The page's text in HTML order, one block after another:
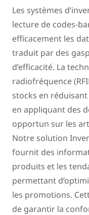
Les systèmes
lecture de codes-
efficacement les
traduit par des
d’efficacité. La
radiofréquence
stocks en
en appliquant des
opportun sur les
Notre solution
fournit des
produits et les
permettant
les promotions.
de garantir la